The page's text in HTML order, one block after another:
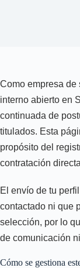
Como empresa de
interno abierto en
continuada de
titulados. Esta
propósito del
contratación
El envío de tu
contactado ni que
selección, por lo
de comunicación
Cómo se gestiona